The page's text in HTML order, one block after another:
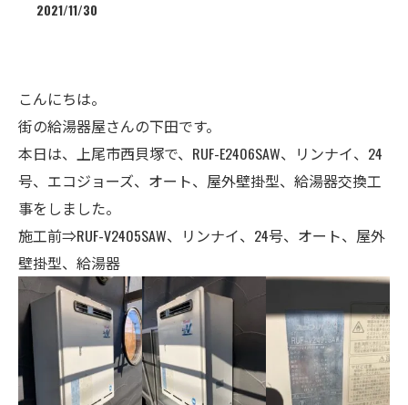
2021/11/30
こんにちは。
街の給湯器屋さんの下田です。
本日は、上尾市西貝塚で、RUF-E2406SAW、リンナイ、24
号、エコジョーズ、オート、屋外壁掛型、給湯器交換工
事をしました。
施工前⇒RUF-V2405SAW、リンナイ、24号、オート、屋外
壁掛型、給湯器